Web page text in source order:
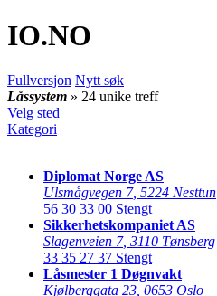
IO.NO
Fullversjon Nytt søk
Låssystem » 24 unike treff
Velg sted
Kategori
Diplomat Norge AS
Ulsmågvegen 7, 5224 Nesttun
56 30 33 00 Stengt
Sikkerhetskompaniet AS
Slagenveien 7, 3110 Tønsberg
33 35 27 37 Stengt
Låsmester 1 Døgnvakt
Kjølberggata 23 0653 Oslo